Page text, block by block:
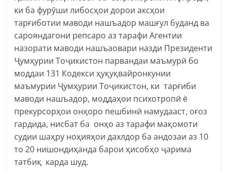
ки ба фурӯши либосҳои дорои аксҳои
тарғиботии маводи нашъадор машғул буданд ва
сарояндагони репсаро аз тарафи Агентии
назорати маводи нашъаовари назди Президенти
Ҷумҳурии Тоҷикистон парвандаи маъмурӣ бо
моддаи 131 Кодекси ҳуқуқвайронкунии
маъмурии Ҷумҳурии Тоҷикистон, ки тарғиби
маводи нашъадор, моддаҳои психотропӣ ё
прекурсорҳои онҳоро пешбинӣ намудааст, оғоз
гардида, нисбат ба онҳо аз тарафи мақомоти
судии шаҳру ноҳияҳои дахлдор ба андозаи аз 10
то 20 нишондиҳанда барои ҳисобҳо ҷарима
татбиқ карда шуд.